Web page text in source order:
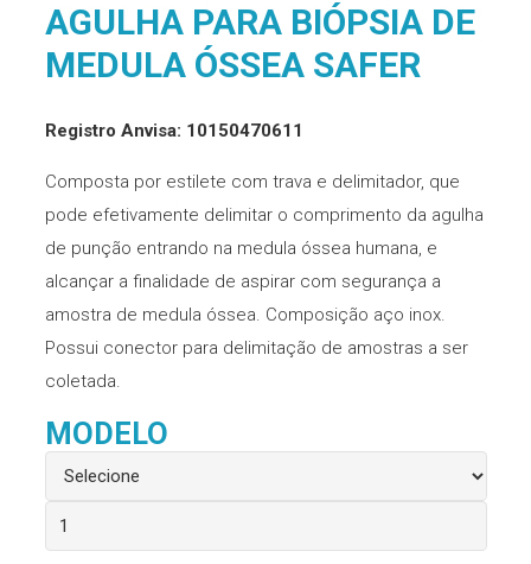
AGULHA PARA BIÓPSIA DE
MEDULA ÓSSEA SAFER
Registro Anvisa: 10150470611
Composta por estilete com trava e delimitador, que
pode efetivamente delimitar o comprimento da agulha
de punção entrando na medula óssea humana, e
alcançar a finalidade de aspirar com segurança a
amostra de medula óssea. Composição aço inox.
Possui conector para delimitação de amostras a ser
coletada.
MODELO
Agulha
para